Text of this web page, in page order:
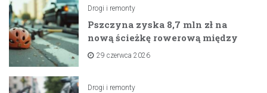
Drogi i remonty
Pszczyna zyska 8,7 mln zł na
nową ścieżkę rowerową między
zaporami
29 czerwca 2026
Drogi i remonty